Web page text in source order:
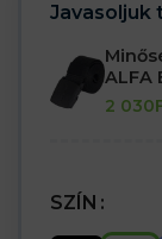
Javasoljuk
ALFA
2 030
SZÍN